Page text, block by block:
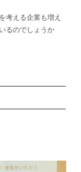
考える企業も増え
るのでしょうか